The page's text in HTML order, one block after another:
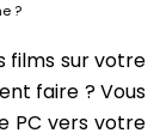
?
films sur votre
faire ? Vous
PC vers votre